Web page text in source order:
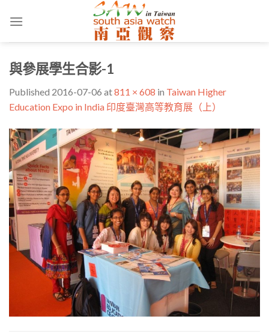
與參展學生合影-1
Published 2016-07-06 at811 × 608 in Taiwan Higher
Education Expo in India 印度臺灣高等教育展（上）